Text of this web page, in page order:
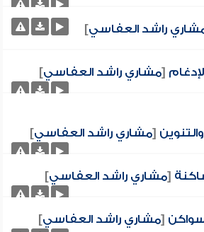
راشد العفاسي]
[مشاري راشد العفاسي]
[مشاري راشد العفاسي]
[مشاري راشد العفاسي]
[مشاري راشد العفاسي]